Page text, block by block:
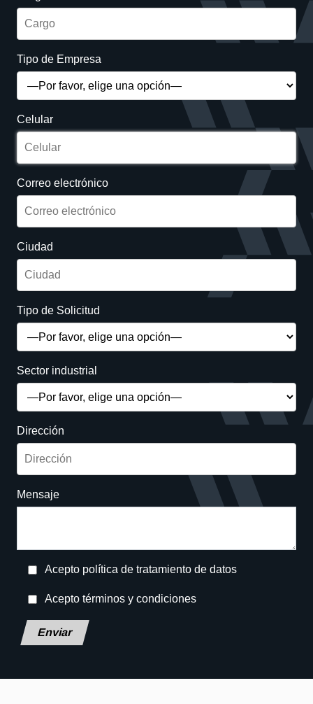
Tipo de Empresa
Celular
Correo electrónico
Ciudad
Tipo de Solicitud
Sector industrial
Dirección
Mensaje
Acepto política de tratamiento de datos
Acepto términos y condiciones
Deja este campo en blanco, por favor.